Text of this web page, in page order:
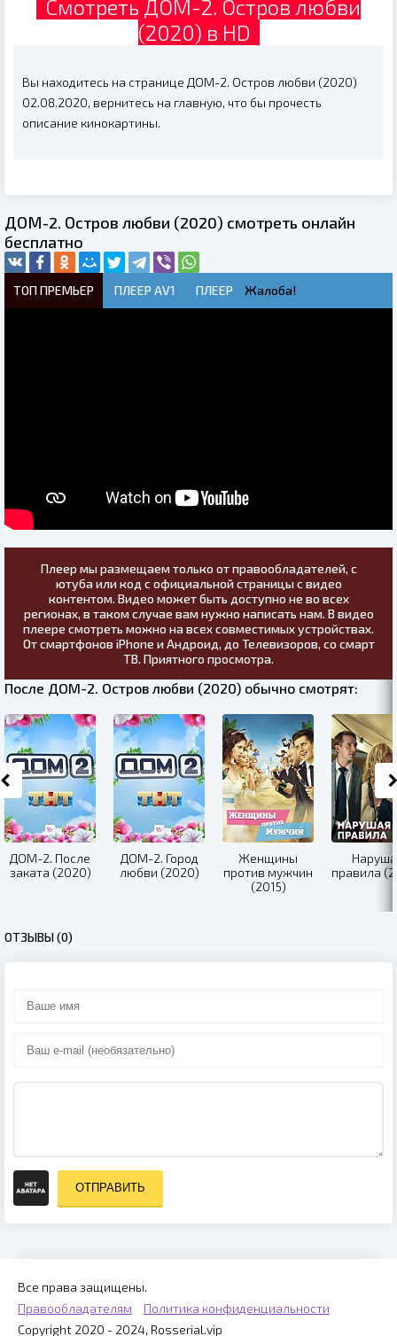
Смотреть ДОМ-2. Остров любви
(2020) в HD
Вы находитесь на странице ДОМ-2. Остров любви (2020)
02.08.2020, вернитесь на главную, что бы прочесть
описание кинокартины.
ДОМ-2. Остров любви (2020) смотреть онлайн
бесплатно
ТОП ПРЕМЬЕР ПЛЕЕР AV1 ПЛЕЕР Жалоба!
Плеер мы размещаем только от правообладателей, с
ютуба или код с официальной страницы с видео
контентом. Видео может быть доступно не во всех
регионах, в таком случае вам нужно написать нам. В видео
плеере смотреть можно на всех совместимых устройствах.
От смартфонов iPhone и Андроид, до Телевизоров, со смарт
ТВ. Приятного просмотра.
После ДОМ-2. Остров любви (2020) обычно смотрят:
ДОМ-2. После
заката (2020)
ДОМ-2. Город
любви (2020)
Женщины
против мужчин
(2015)
правила
ОТЗЫВЫ (0)
ОТПРАВИТЬ
Все права защищены.
Правообладателям
Политика конфиденциальности
Copyright 2020 - 2024, Rosserial.vip